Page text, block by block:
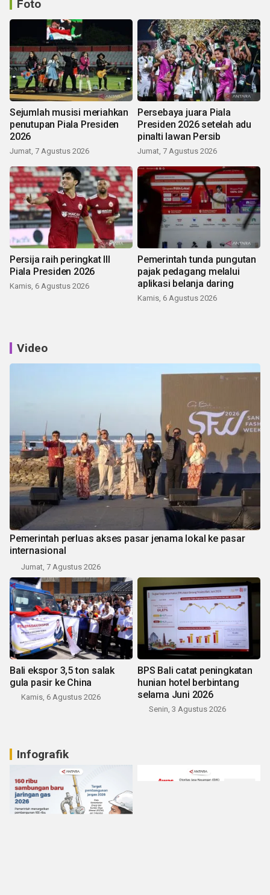
Foto
Sejumlah musisi meriahkan
penutupan Piala Presiden
2026
Jumat, 7 Agustus 2026
Persebaya juara Piala
Presiden 2026 setelah adu
pinalti lawan Persib
Jumat, 7 Agustus 2026
Persija raih peringkat III
Piala Presiden 2026
Kamis, 6 Agustus 2026
Pemerintah tunda pungutan
pajak pedagang melalui
aplikasi belanja daring
Kamis, 6 Agustus 2026
Video
Pemerintah perluas akses pasar jenama lokal ke pasar
internasional
Jumat, 7 Agustus 2026
Bali ekspor 3,5 ton salak
gula pasir ke China
Kamis, 6 Agustus 2026
BPS Bali catat peningkatan
hunian hotel berbintang
selama Juni 2026
Senin, 3 Agustus 2026
Infografik